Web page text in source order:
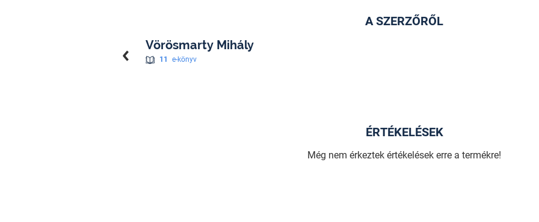
A SZERZŐRŐL
Vörösmarty Mihály
11 e-könyv
ÉRTÉKELÉSEK
Még nem érkeztek értékelések erre a termékre!